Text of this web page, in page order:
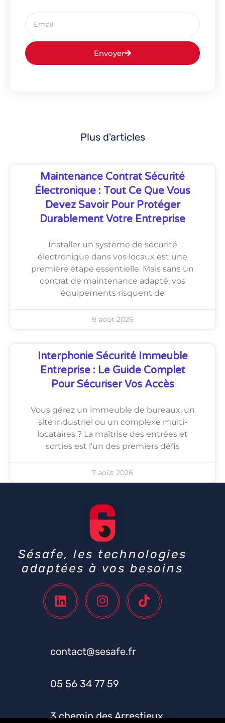
Envoyer
Plus d'articles
Maintenance Contrat Sécurité
Électronique : Tout Ce Que Vous
Devez Savoir Pour Protéger
Durablement Votre Entreprise
Installer un système de sécurité
électronique dans vos locaux est une
première étape essentielle. Mais sans un
contrat de maintenance adapté, vos
équipements risquent de
9 août 2026
Interphonie Sécurité Immeuble
Entreprise : Le Guide Complet
Pour Sécuriser Vos Accès
Vous gérez un immeuble de bureaux, un
site industriel ou un complexe multi-
locataires ? La maîtrise des entrées et
sorties est l’un des premiers défis
7 août 2026
Sésafe, les technologies
adaptées à vos besoins
contact@sesafe.fr
05 56 34 77 59
3 chemin des Arrestieux